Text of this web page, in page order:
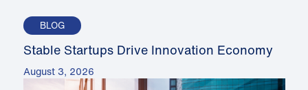
BLOG
Stable Startups Drive Innovation Economy
August 3, 2026